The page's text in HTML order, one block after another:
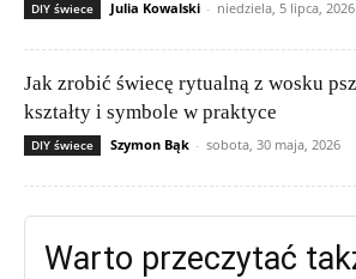
DIY świece Julia Kowalski - niedziela, 5 lipca, 2026
Jak zrobić świecę rytualną z wosku
kształty i symbole w praktyce
DIY świece Szymon Bąk - sobota, 30 maja, 2026
Warto przeczytać